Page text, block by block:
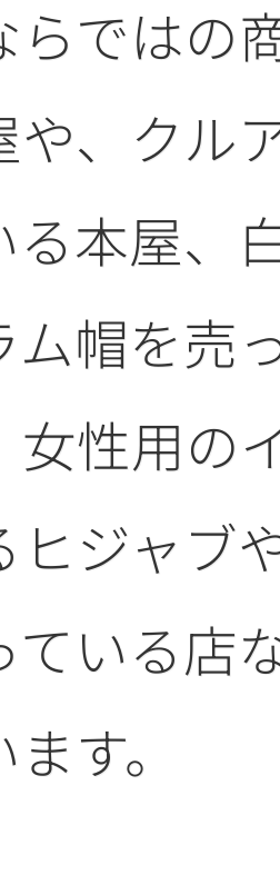
らではの
や、クル
る本屋、
ム帽を売
女性用の
ヒジャブ
ている店
す。